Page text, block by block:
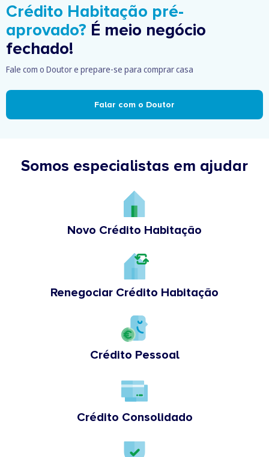
Crédito Habitação pré-
aprovado? É meio negócio
fechado!
Fale com o Doutor e prepare-se para comprar casa
Falar com o Doutor
Somos especialistas em ajudar
Novo Crédito Habitação
Renegociar Crédito Habitação
Crédito Pessoal
Crédito Consolidado